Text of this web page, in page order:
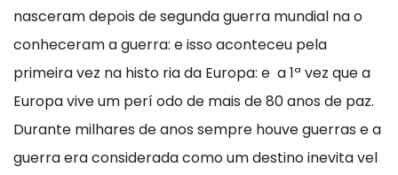
nasceram depois de segunda guerra mundial na o
conheceram a guerra: e isso aconteceu pela
primeira vez na histo ria da Europa: e a 1ª vez que a
Europa vive um perí odo de mais de 80 anos de paz.
Durante milhares de anos sempre houve guerras e a
guerra era considerada como um destino inevita vel